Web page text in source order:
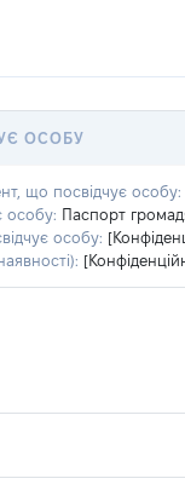
ОСОБУ
що посвідчує особу:
особу: Паспорт
особу: